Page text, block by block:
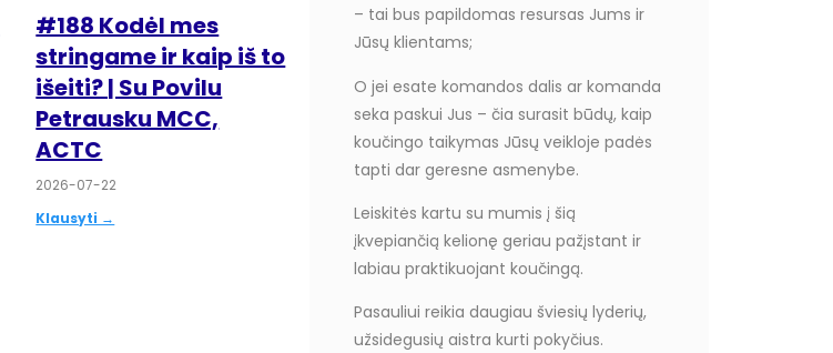
#188 Kodėl mes
stringame ir kaip iš to
išeiti? | Su Povilu
Petrausku MCC,
ACTC
2026-07-22
Klausyti →
– tai bus papildomas resursas Jums ir
Jūsų klientams;
O jei esate komandos dalis ar komanda
seka paskui Jus – čia surasit būdų, kaip
koučingo taikymas Jūsų veikloje padės
tapti dar geresne asmenybe.
Leiskitės kartu su mumis į šią
įkvepiančią kelionę geriau pažįstant ir
labiau praktikuojant koučingą.
Pasauliui reikia daugiau šviesių lyderių,
užsidegusių aistra kurti pokyčius.